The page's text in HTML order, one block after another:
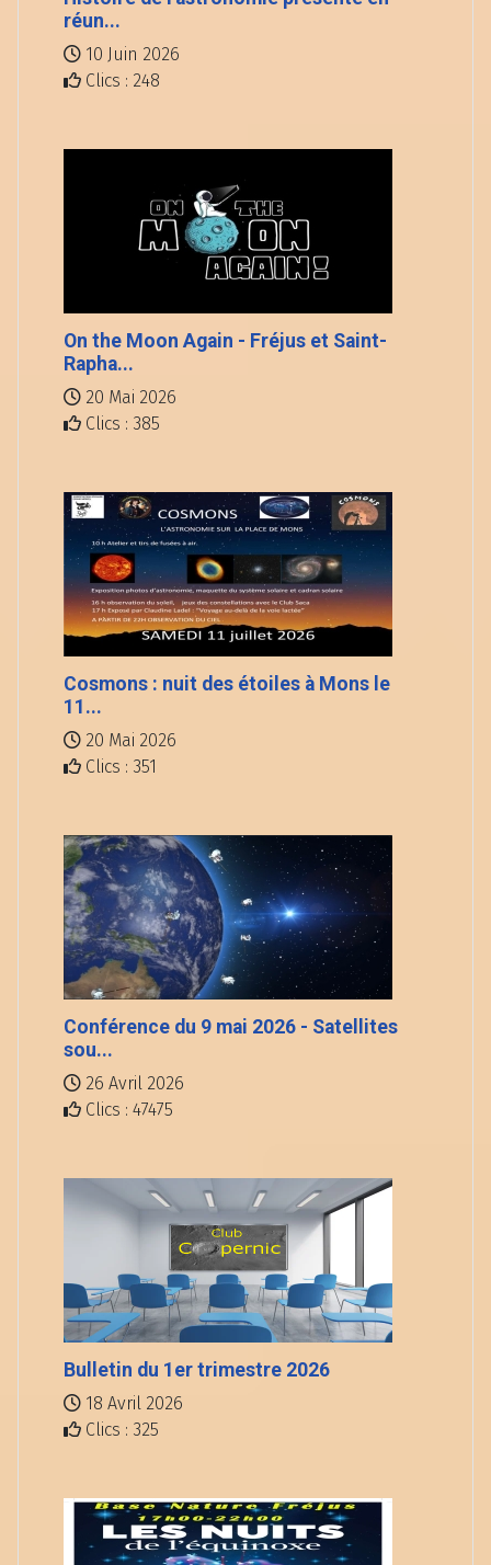
réun...
10 Juin 2026
Clics : 248
On the Moon Again - Fréjus et Saint-
Rapha...
20 Mai 2026
Clics : 385
Cosmons : nuit des étoiles à Mons le
11...
20 Mai 2026
Clics : 351
Conférence du 9 mai 2026 - Satellites
sou...
26 Avril 2026
Clics : 47475
Bulletin du 1er trimestre 2026
18 Avril 2026
Clics : 325